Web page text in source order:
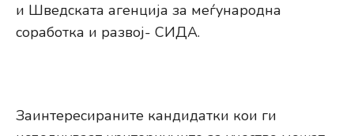
и Шведската агенција за меѓународна
соработка и развој- СИДА.
Заинтересираните кандидатки кои ги